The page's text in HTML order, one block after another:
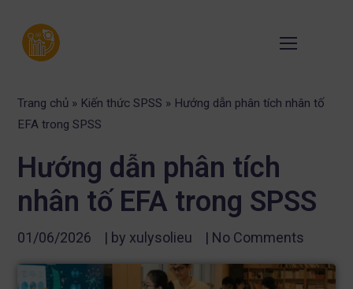
Trang chủ » Kiến thức SPSS » Hướng dẫn phân tích nhân tố
EFA trong SPSS
Hướng dẫn phân tích
nhân tố EFA trong SPSS
01/06/2026 | by xulysolieu | No Comments